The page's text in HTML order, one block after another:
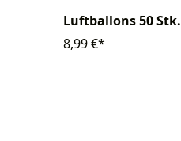
Luftballons 50 Stk.
8,99 €*